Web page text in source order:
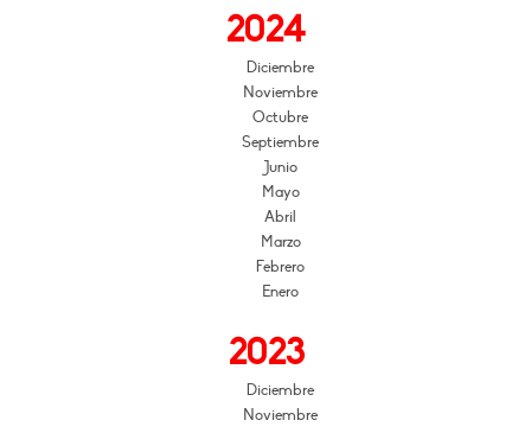
2024
Diciembre
Noviembre
Octubre
Septiembre
Junio
Mayo
Abril
Marzo
Febrero
Enero
2023
Diciembre
Noviembre